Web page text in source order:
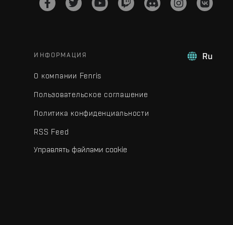
Ru
ИНФОРМАЦИЯ
О компании Fenris
Пользовательское соглашение
Политика конфиденциальности
RSS Feed
Управлять файлами cookie